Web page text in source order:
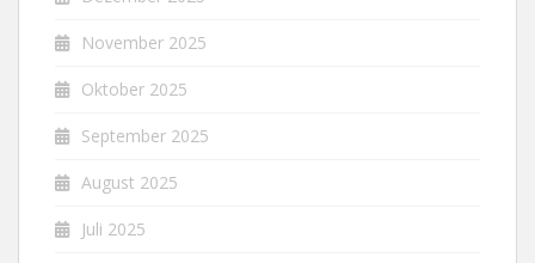
November 2025
Oktober 2025
September 2025
August 2025
Juli 2025